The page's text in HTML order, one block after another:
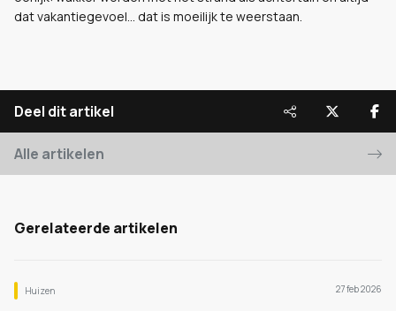
dat vakantiegevoel… dat is moeilijk te weerstaan.
Deel dit artikel
Alle artikelen
Gerelateerde artikelen
Huizen 27 feb 2026